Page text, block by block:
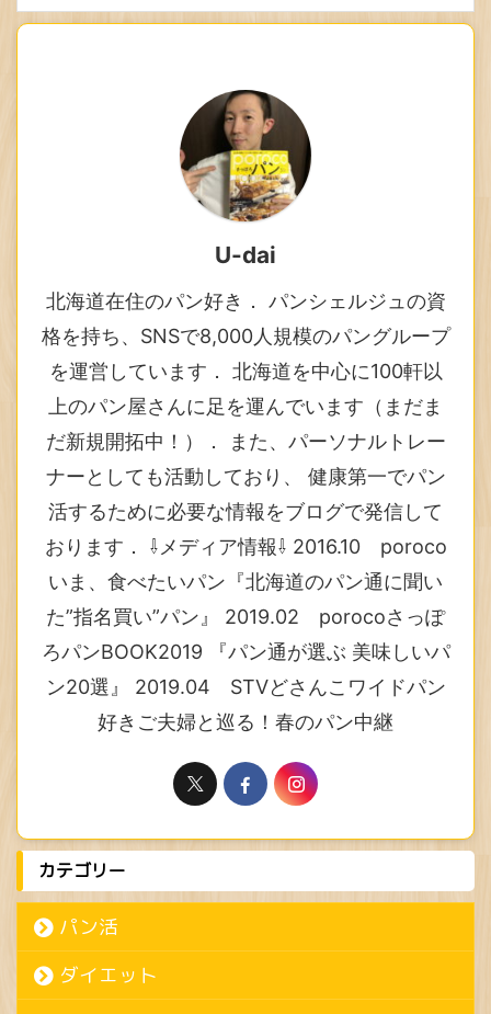
U-dai
北海道在住のパン好き． パンシェルジュの資
格を持ち、SNSで8,000人規模のパングループ
を運営しています． 北海道を中心に100軒以
上のパン屋さんに足を運んでいます（まだま
だ新規開拓中！）． また、パーソナルトレー
ナーとしても活動しており、 健康第一でパン
活するために必要な情報をブログで発信して
おります． ⇩メディア情報⇩ 2016.10 poroco
いま、食べたいパン『北海道のパン通に聞い
た”指名買い”パン』 2019.02 porocoさっぽ
ろパンBOOK2019 『パン通が選ぶ 美味しいパ
ン20選』 2019.04 STVどさんこワイドパン
好きご夫婦と巡る！春のパン中継
カテゴリー
パン活
ダイエット